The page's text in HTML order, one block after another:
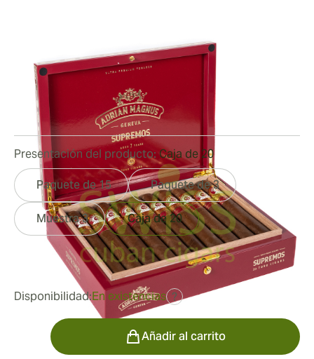
Adrian Magnus Supremos Toro
Medidor de anillo:52
Longitud:
152 mm / 6 pulgadas
0Reseñas
213,65 € fue313,94 €
Disponibilidad:En existencias ?
Presentación del producto: Caja de 20
Paquete de 15 Paquete de 3
Muestra 3 Caja de 20
Cantidad
Añadir al carrito